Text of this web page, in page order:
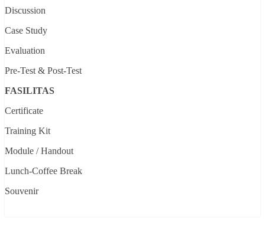
Discussion
Case Study
Evaluation
Pre-Test & Post-Test
FASILITAS
Certificate
Training Kit
Module / Handout
Lunch-Coffee Break
Souvenir